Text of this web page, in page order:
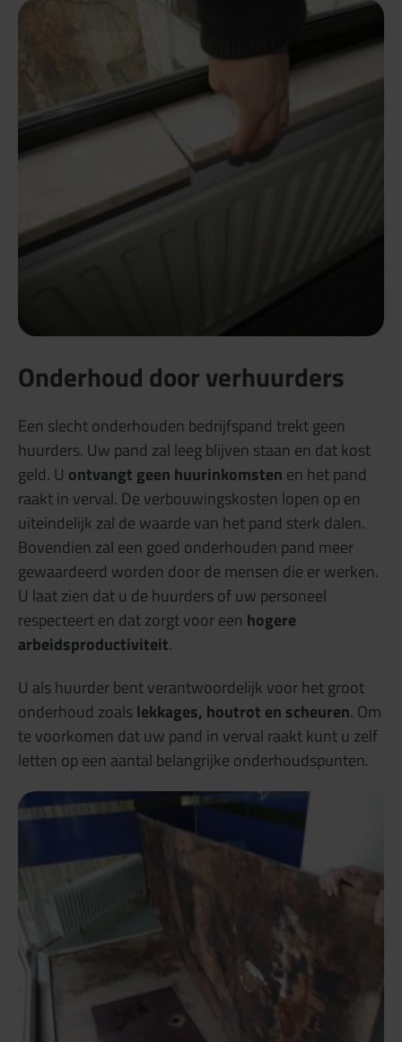
Onderhoud door verhuurders
Een slecht onderhouden bedrijfspand trekt geen
huurders. Uw pand zal leeg blijven staan en dat kost
geld. U ontvangt geen huurinkomsten en het pand
raakt in verval. De verbouwingskosten lopen op en
uiteindelijk zal de waarde van het pand sterk dalen.
Bovendien zal een goed onderhouden pand meer
gewaardeerd worden door de mensen die er werken.
U laat zien dat u de huurders of uw personeel
respecteert en dat zorgt voor een hogere
arbeidsproductiviteit.
U als huurder bent verantwoordelijk voor het groot
onderhoud zoalslekkages, houtrot en scheuren. Om
te voorkomen dat uw pand in verval raakt kunt u zelf
letten op een aantal belangrijke onderhoudspunten.